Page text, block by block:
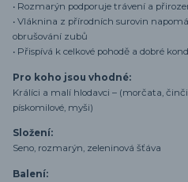
• Rozmarýn podporuje trávení a
• Vláknina z přírodních surovin
obrušování zubů
• Přispívá k celkové pohodě a dobré
Pro koho jsou vhodné:
Králíci a malí hlodavci – (morčata,
pískomilové, myši)
Složení:
Seno, rozmarýn, zeleninová šťáva
Balení: